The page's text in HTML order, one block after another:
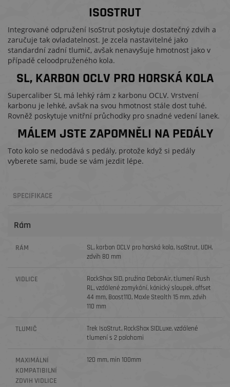
ISOSTRUT
Integrované odpružení IsoStrut poskytuje dostatečný zdvih a
zaručuje tak ovladatelnost. Je zcela nastavitelné jako
standardní zadní tlumič, avšak nenavyšuje hmotnost jako v
případě celoodpruženého kola.
SL, KARBON OCLV PRO HORSKÁ KOLA
Supercaliber SL má lehký rám z karbonu OCLV. Vrstvení
karbonu je lehké, avšak na svou hmotnost stále dost tuhé.
Rovněž poskytuje vnitřní průchodky pro snadné vedení lanek.
MÁLEM JSTE ZAPOMNĚLI NA PEDÁLY
Toto kolo se nedodává s pedály, protože když si pedály
vyberete sami, bude se vám jezdit lépe.
SPECIFIKACE
Rám
RÁM
SL, karbon OCLV pro horská kola, IsoStrut, UDH,
zdvih 80 mm
VIDLICE
RockShox SID, pružina DebonAir, tlumení Rush
RL, vzdálené zamykání, kónický sloupek, offset
44 mm, Boost110, Maxle Stealth 15 mm, zdvih
110 mm
TLUMIČ
Trek IsoStrut, RockShox SIDLuxe, vzdálené
tlumení s 2 polohami
MAXIMÁLNÍ
KOMPATIBILNÍ
ZDVIH VIDLICE
120 mm, min 100mm